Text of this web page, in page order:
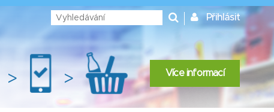
Přihlásit
> > Více informací